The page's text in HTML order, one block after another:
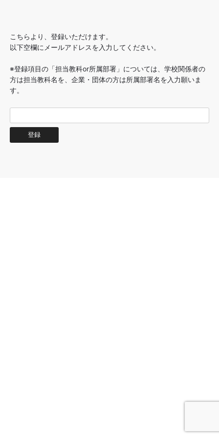
こちらより、登録いただけます。
以下空欄にメールアドレスを入力してください。
※登録項目の「担当教科or所属部署」については、学校関係者の
方は担当教科名を、企業・団体の方は所属部署名を入力願いま
す。